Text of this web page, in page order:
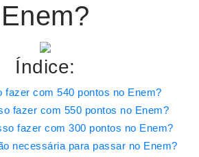
Enem?
Índice:
fazer com 540 pontos no Enem?
fazer com 550 pontos no Enem?
fazer com 300 pontos no Enem?
necessária para passar no Enem?